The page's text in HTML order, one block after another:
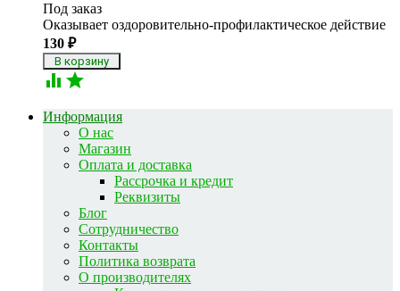
Под заказ
Оказывает оздоровительно-профилактическое действие
130 ₽
 
Информация
О нас
Магазин
Оплата и доставка
Рассрочка и кредит
Реквизиты
Блог
Сотрудничество
Контакты
Политика возврата
О производителях